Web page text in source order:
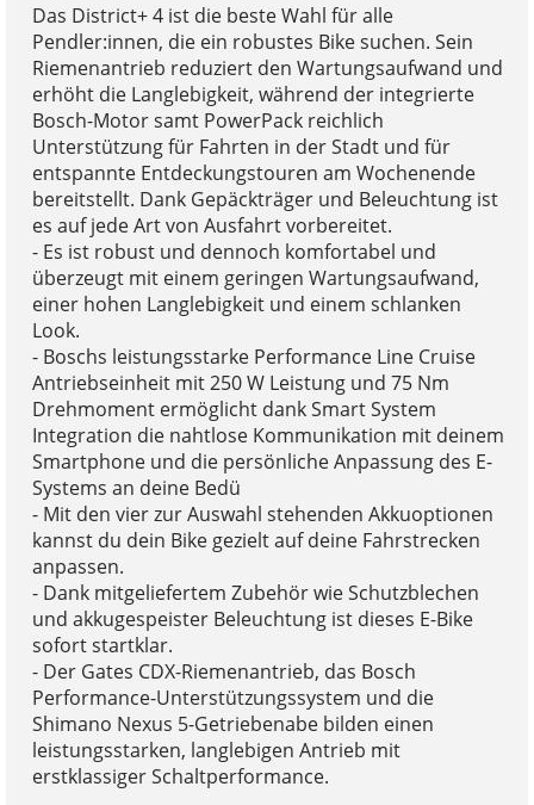
Das District+ 4 ist die beste Wahl für alle
Pendler:innen, die ein robustes Bike suchen. Sein
Riemenantrieb reduziert den Wartungsaufwand und
erhöht die Langlebigkeit, während der integrierte
Bosch-Motor samt PowerPack reichlich
Unterstützung für Fahrten in der Stadt und für
entspannte Entdeckungstouren am Wochenende
bereitstellt. Dank Gepäckträger und Beleuchtung ist
es auf jede Art von Ausfahrt vorbereitet.
- Es ist robust und dennoch komfortabel und
überzeugt mit einem geringen Wartungsaufwand,
einer hohen Langlebigkeit und einem schlanken
Look.
- Boschs leistungsstarke Performance Line Cruise
Antriebseinheit mit 250 W Leistung und 75 Nm
Drehmoment ermöglicht dank Smart System
Integration die nahtlose Kommunikation mit deinem
Smartphone und die persönliche Anpassung des E-
Systems an deine Bedü
- Mit den vier zur Auswahl stehenden Akkuoptionen
kannst du dein Bike gezielt auf deine Fahrstrecken
anpassen.
- Dank mitgeliefertem Zubehör wie Schutzblechen
und akkugespeister Beleuchtung ist dieses E-Bike
sofort startklar.
- Der Gates CDX-Riemenantrieb, das Bosch
Performance-Unterstützungssystem und die
Shimano Nexus 5-Getriebenabe bilden einen
leistungsstarken, langlebigen Antrieb mit
erstklassiger Schaltperformance.